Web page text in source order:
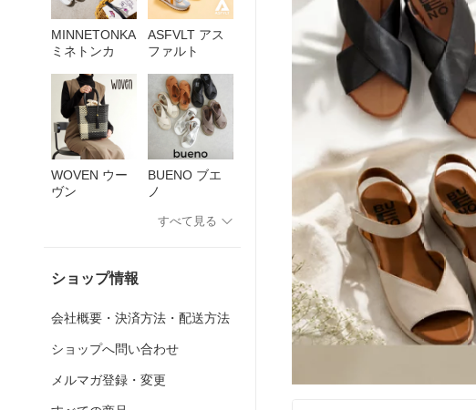
MINNETONKA
ミネトンカ
ASFVLT アス
ファルト
WOVEN ウー
ヴン
BUENO ブエ
ノ
すべて見る
ショップ情報
会社概要・決済方法・配送方法
ショップへ問い合わせ
メルマガ登録・変更